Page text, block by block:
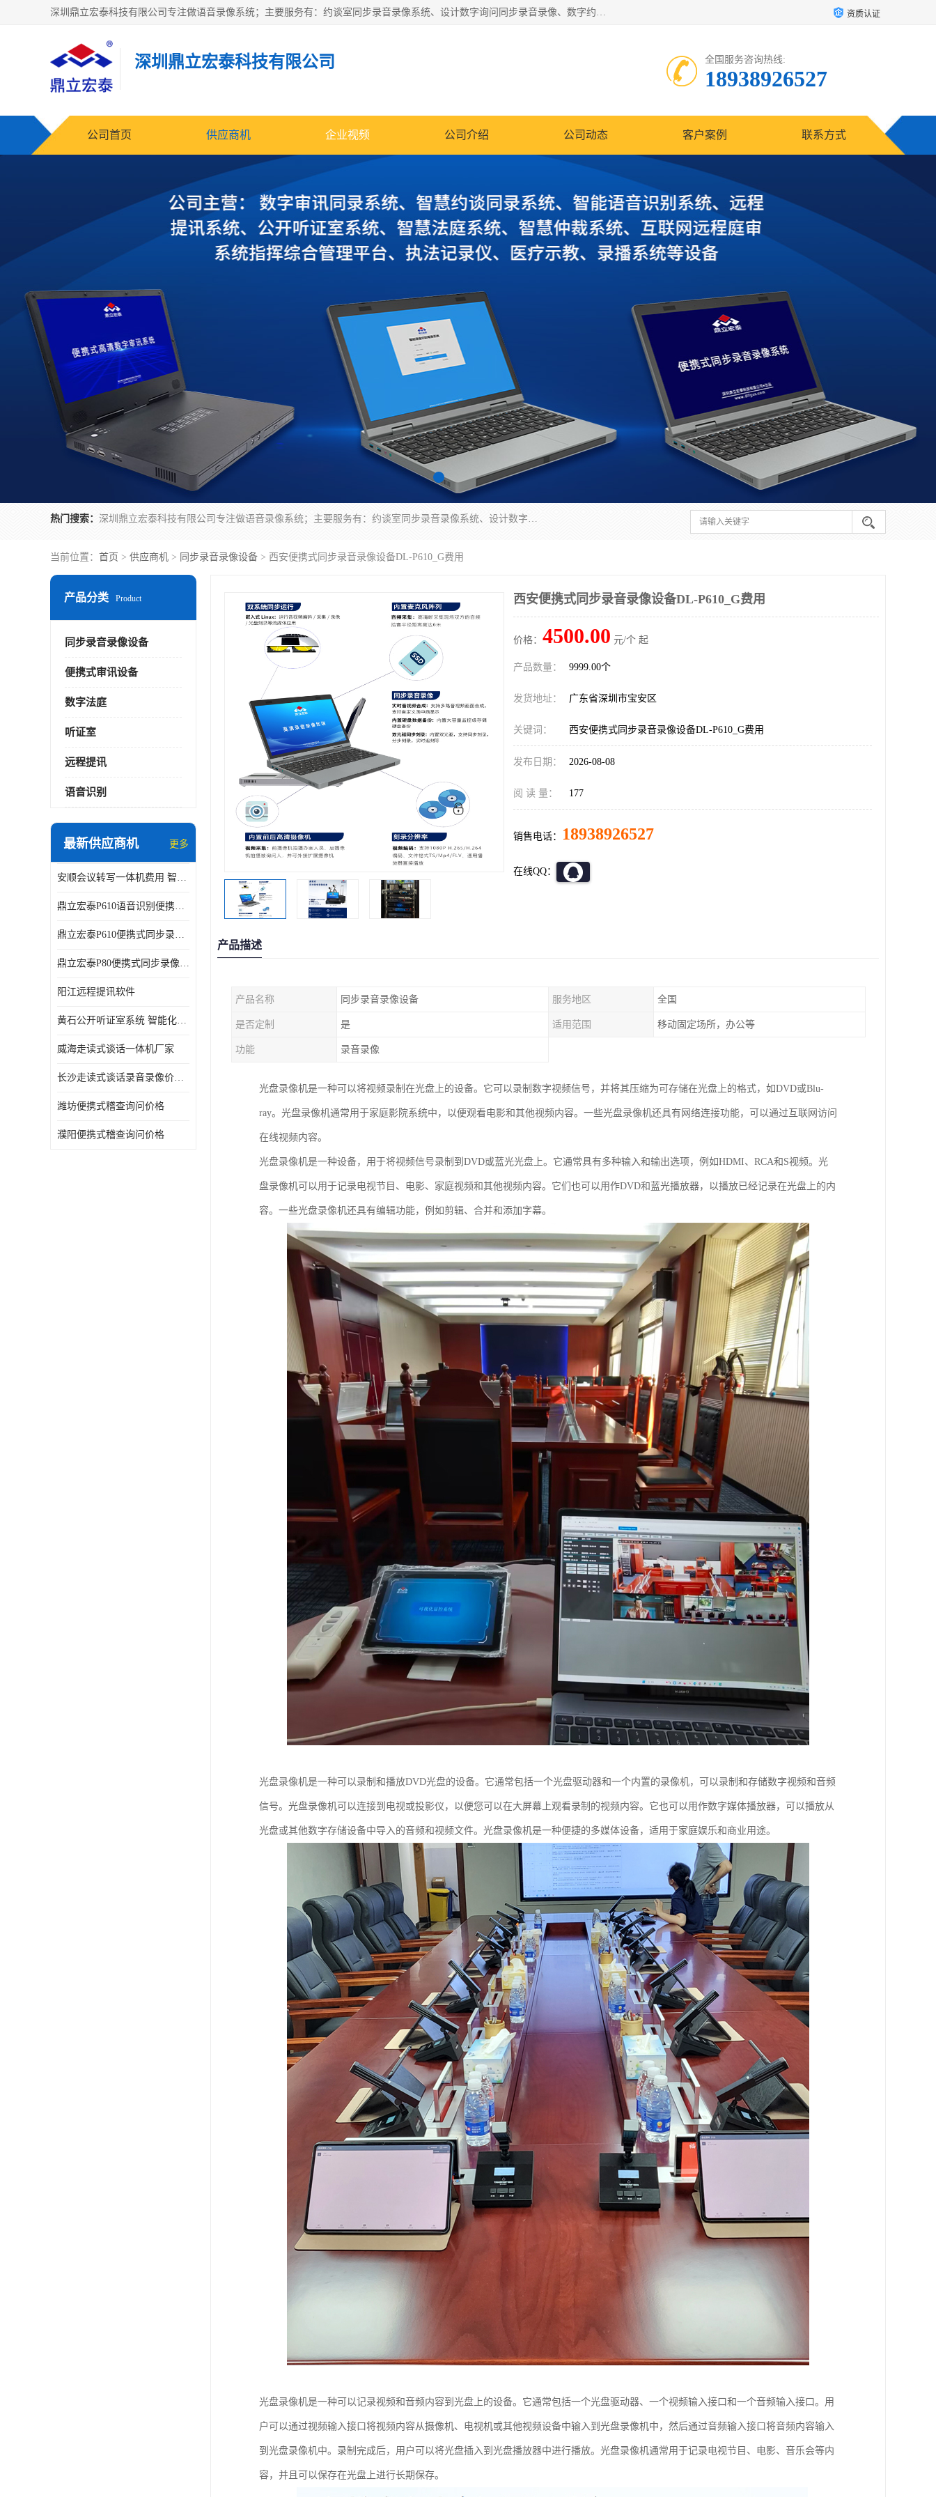
深圳鼎立宏泰科技有限公司专注做语音录像系统；主要服务有：约谈室同步录音录像系统、设计数字询问同步录音录像、数字约谈室同步录音录像、公开听证室、智慧庭审、智能语音识别转写、远程提讯（提审）、记录仪、远程指挥综合管理平台、录播系统等 资质认证
深圳鼎立宏泰科技有限公司 全国服务咨询热线:
18938926527
公司首页 供应商机 企业视频 公司介绍 公司动态 客户案例 联系方式
热门搜索： 深圳鼎立宏泰科技有限公司专注做语音录像系统；主要服务有：约谈室同步录音录像系统、设计数字询问同步录音录像、数字约谈室同步录音录像、公开听证室、智慧庭审、智能语音识别转写、远程提讯（提审）、记录仪、远程指挥综合管理平台、录播系统等
当前位置： 首页 > 供应商机 > 同步录音录像设备 > 西安便携式同步录音录像设备DL-P610_G费用
产品分类 Product
同步录音录像设备
便携式审讯设备
数字法庭
听证室
远程提讯
语音识别
最新供应商机 更多
安顺会议转写一体机费用 智能化水平
鼎立宏泰P610语音识别便携式同步录像设备支持双光驱加硬盘同步实时刻录哈希值加密画面合成远程指挥电子笔录温湿度音视频采集视频显示等功能于一体的移动办案终端
鼎立宏泰P610便携式同步录像设备支持双光驱加硬盘同步实时刻录哈希值加密画面合成远程指挥电子笔录温湿度音视频采集视频显示等功能于一体的移动办案终端
鼎立宏泰P80便携式同步录像设备支持双光驱加硬盘同步实时刻录哈希值加密画面合成远程指挥电子笔录温湿度音视频采集视频显示等功能于一体的移动办案终端
阳江远程提讯软件
黄石公开听证室系统 智能化水平
威海走读式谈话一体机厂家
长沙走读式谈话录音录像价格 高清录屏模式
潍坊便携式稽查询问价格
濮阳便携式稽查询问价格
西安便携式同步录音录像设备DL-P610_G费用
价格： 4500.00 元/个 起
产品数量： 9999.00个
发货地址： 广东省深圳市宝安区
关键词： 西安便携式同步录音录像设备DL-P610_G费用
发布日期： 2026-08-08
阅 读 量： 177
销售电话： 18938926527
在线QQ：
产品描述
产品名称 同步录音录像设备 服务地区 全国
是否定制 是 适用范围 移动固定场所，办公等
功能 录音录像
光盘录像机是一种可以将视频录制在光盘上的设备。它可以录制数字视频信号，并将其压缩为可存储在光盘上的格式，如DVD或Blu-
ray。光盘录像机通常用于家庭影院系统中，以便观看电影和其他视频内容。一些光盘录像机还具有网络连接功能，可以通过互联网访问
在线视频内容。
光盘录像机是一种设备，用于将视频信号录制到DVD或蓝光光盘上。它通常具有多种输入和输出选项，例如HDMI、RCA和S视频。光
盘录像机可以用于记录电视节目、电影、家庭视频和其他视频内容。它们也可以用作DVD和蓝光播放器，以播放已经记录在光盘上的内
容。一些光盘录像机还具有编辑功能，例如剪辑、合并和添加字幕。
光盘录像机是一种可以录制和播放DVD光盘的设备。它通常包括一个光盘驱动器和一个内置的录像机，可以录制和存储数字视频和音频
信号。光盘录像机可以连接到电视或投影仪，以便您可以在大屏幕上观看录制的视频内容。它也可以用作数字媒体播放器，可以播放从
光盘或其他数字存储设备中导入的音频和视频文件。光盘录像机是一种便捷的多媒体设备，适用于家庭娱乐和商业用途。
光盘录像机是一种可以记录视频和音频内容到光盘上的设备。它通常包括一个光盘驱动器、一个视频输入接口和一个音频输入接口。用
户可以通过视频输入接口将视频内容从摄像机、电视机或其他视频设备中输入到光盘录像机中，然后通过音频输入接口将音频内容输入
到光盘录像机中。录制完成后，用户可以将光盘插入到光盘播放器中进行播放。光盘录像机通常用于记录电视节目、电影、音乐会等内
容，并且可以保存在光盘上进行长期保存。